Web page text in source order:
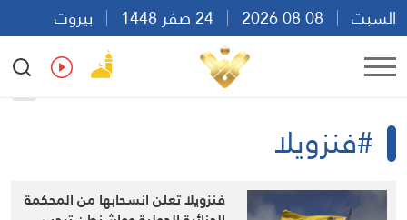
السبت
بيروت
00:26
Ar
#فنزويلا
فنزويلا تعلن انسحابها من المحكمة